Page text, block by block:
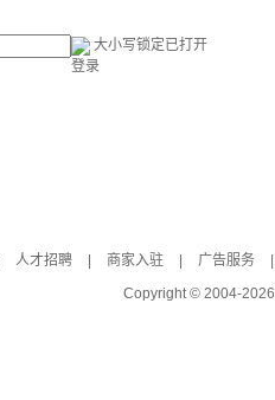
大小写锁定已打开
登录
人才招聘 商家入驻 广告服务
Copyright © 2004-2026